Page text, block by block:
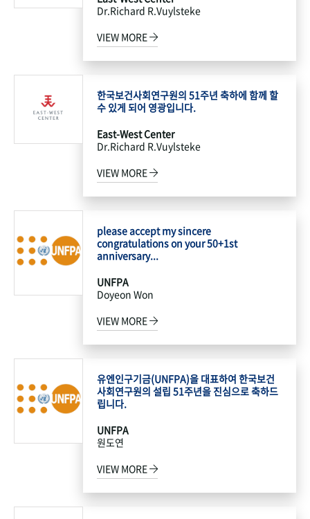
Dr.Richard R.Vuylsteke
VIEW MORE
한국보건사회연구원의 51주년 축하에 함께 할
수 있게 되어 영광입니다.
East-West Center
Dr.Richard R.Vuylsteke
VIEW MORE
please accept my sincere
congratulations on your 50+1st
anniversary...
UNFPA
Doyeon Won
VIEW MORE
유엔인구기금(UNFPA)을 대표하여 한국보건
사회연구원의 설립 51주년을 진심으로 축하드
립니다.
UNFPA
원도연
VIEW MORE